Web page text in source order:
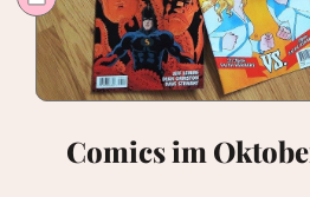
Comics im